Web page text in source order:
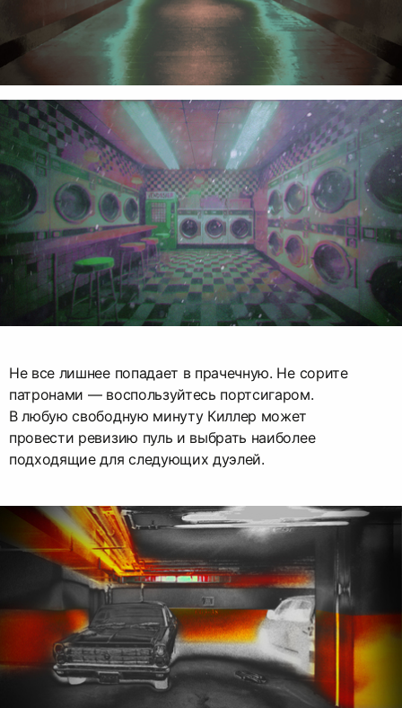
Не все лишнее попадает в прачечную. Не сорите
патронами — воспользуйтесь портсигаром.
В любую свободную минуту Киллер может
провести ревизию пуль и выбрать наиболее
подходящие для следующих дуэлей.